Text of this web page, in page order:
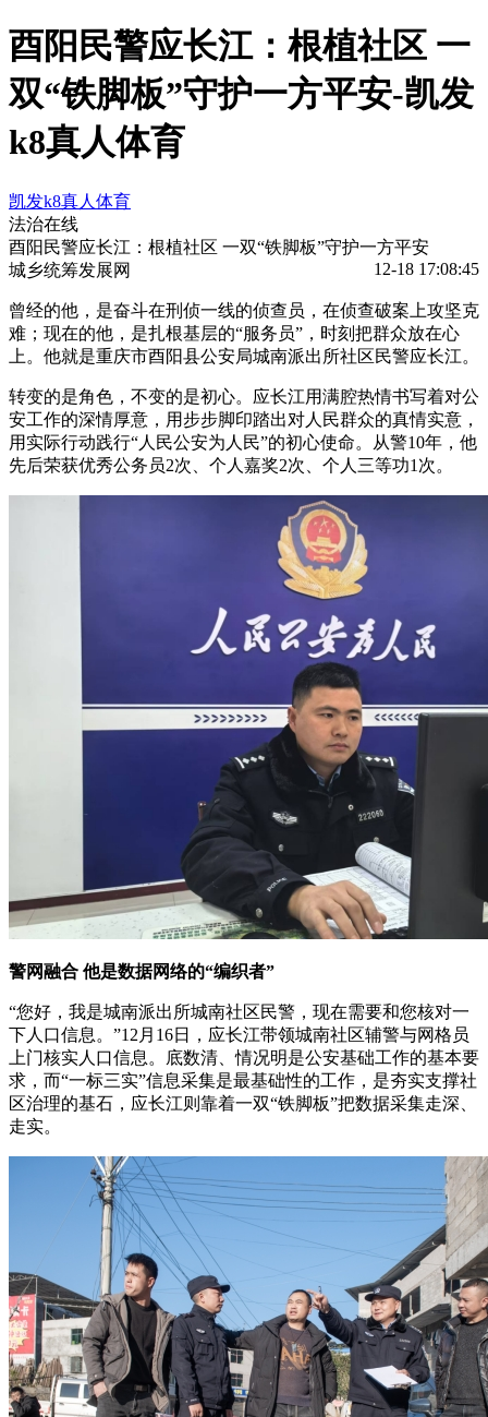
酉阳民警应长江：根植社区 一
双“铁脚板”守护一方平安-凯发
k8真人体育
凯发k8真人体育
法治在线
酉阳民警应长江：根植社区 一双“铁脚板”守护一方平安
城乡统筹发展网
12-18 17:08:45
曾经的他，是奋斗在刑侦一线的侦查员，在侦查破案上攻坚克
难；现在的他，是扎根基层的“服务员”，时刻把群众放在心
上。他就是重庆市酉阳县公安局城南派出所社区民警应长江。
转变的是角色，不变的是初心。应长江用满腔热情书写着对公
安工作的深情厚意，用步步脚印踏出对人民群众的真情实意，
用实际行动践行“人民公安为人民”的初心使命。从警10年，他
先后荣获优秀公务员2次、个人嘉奖2次、个人三等功1次。
警网融合 他是数据网络的“编织者”
“您好，我是城南派出所城南社区民警，现在需要和您核对一
下人口信息。”12月16日，应长江带领城南社区辅警与网格员
上门核实人口信息。底数清、情况明是公安基础工作的基本要
求，而“一标三实”信息采集是最基础性的工作，是夯实支撑社
区治理的基石，应长江则靠着一双“铁脚板”把数据采集走深、
走实。